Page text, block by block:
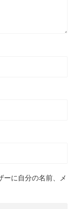
ーに自分の名前、メ